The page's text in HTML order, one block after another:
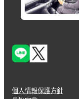
個人情報保護方針